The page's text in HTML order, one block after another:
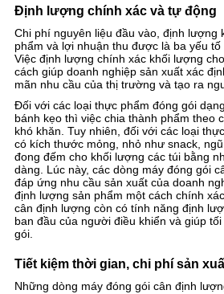
Định lượng chính xác và tự động
Chi phí nguyên liệu đầu vào, định lượng
phẩm và lợi nhuận thu được là ba yếu tố
Việc định lượng chính xác khối lượng
cách giúp doanh nghiệp sản xuất xác
mãn nhu cầu của thị trường và tạo ra
Đối với các loại thực phẩm đóng gói
bánh kẹo thì việc chia thành phẩm theo
khó khăn. Tuy nhiên, đối với các loại
có kích thước mỏng, nhỏ như snack,
đong đếm cho khối lượng các túi bằng
dàng. Lúc này, các dòng máy đóng gói
đáp ứng nhu cầu sản xuất của doanh
định lượng sản phẩm một cách chính
cân định lượng còn có tính năng định
ban đầu của người điều khiển và giúp
gói.
Tiết kiệm thời gian, chi phí sản
Những dòng máy đóng gói cân định